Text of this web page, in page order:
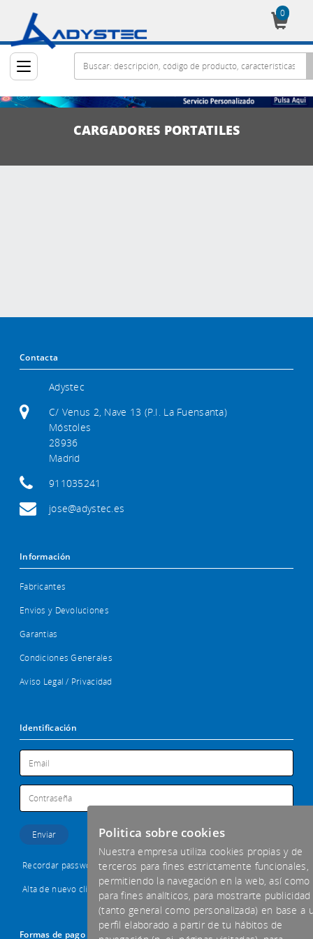
0
CARGADORES PORTATILES
Contacta
Adystec
C/ Venus 2, Nave 13 (P.I. La Fuensanta)
Móstoles
28936
Madrid
911035241
jose@adystec.es
Información
Fabricantes
Envios y Devoluciones
Garantias
Condiciones Generales
Aviso Legal / Privacidad
Identificación
Recordar password
Alta de nuevo cliente
Formas de pago aceptadas
Politica sobre cookies
Nuestra empresa utiliza cookies propias y de
terceros para fines estrictamente funcionales,
permitiendo la navegación en la web, así como
para fines analíticos, para mostrarte publicidad
(tanto general como personalizada) en base a
perfil elaborado a partir de tu hábitos de